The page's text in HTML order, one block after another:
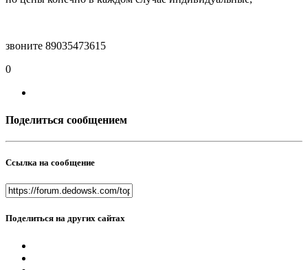
звоните 89035473615
0
Поделиться сообщением
Ссылка на сообщение
Поделиться на других сайтах